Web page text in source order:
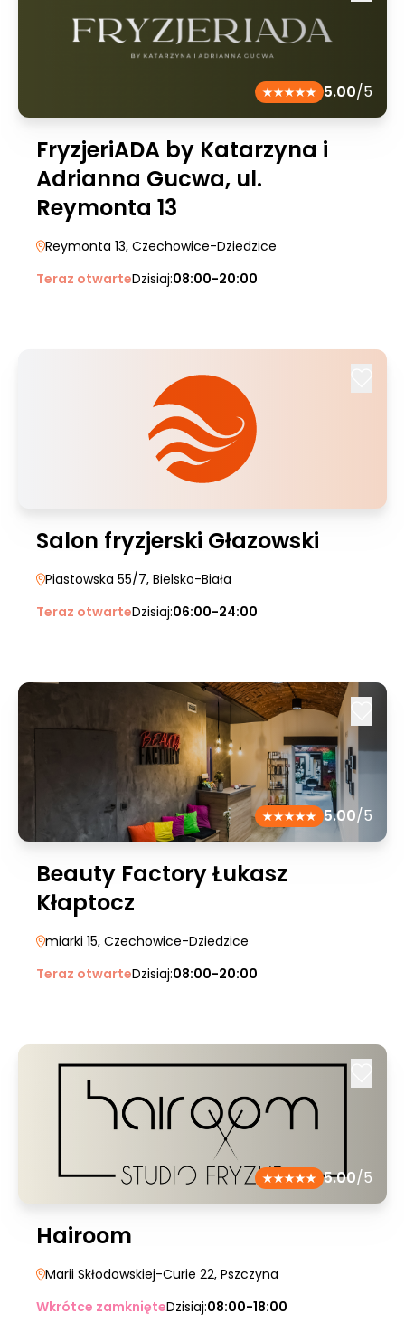
5.00/5
FryzjeriADA by Katarzyna i
Adrianna Gucwa, ul.
Reymonta 13
Reymonta 13, Czechowice-Dziedzice
Teraz otwarteDzisiaj:08:00-20:00
Salon fryzjerski Głazowski
Piastowska 55/7, Bielsko-Biała
Teraz otwarteDzisiaj:06:00-24:00
5.00/5
Beauty Factory Łukasz
Kłaptocz
miarki 15, Czechowice-Dziedzice
Teraz otwarteDzisiaj:08:00-20:00
5.00/5
Hairoom
Marii Skłodowskiej-Curie 22, Pszczyna
Wkrótce zamknięteDzisiaj:08:00-18:00